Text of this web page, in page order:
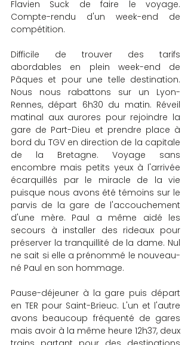
Flavien Suck de faire le voyage.
Compte-rendu d'un week-end de
compétition.
Difficile de trouver des tarifs
abordables en plein week-end de
Pâques et pour une telle destination.
Nous nous rabattons sur un Lyon-
Rennes, départ 6h30 du matin. Réveil
matinal aux aurores pour rejoindre la
gare de Part-Dieu et prendre place à
bord du TGV en direction de la capitale
de la Bretagne. Voyage sans
encombre mais petits yeux à l'arrivée
écarquillés par le miracle de la vie
puisque nous avons été témoins sur le
parvis de la gare de l'accouchement
d'une mère. Paul a même aidé les
secours à installer des rideaux pour
préserver la tranquillité de la dame. Nul
ne sait si elle a prénommé le nouveau-
né Paul en son hommage.
Pause-déjeuner à la gare puis départ
en TER pour Saint-Brieuc. L'un et l'autre
avons beaucoup fréquenté de gares
mais avoir à la même heure 12h37, deux